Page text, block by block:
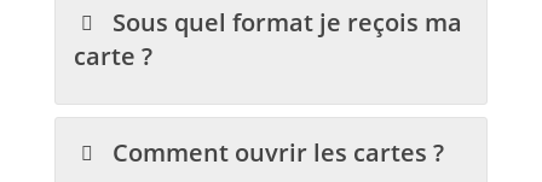
Sous quel format je reçois ma
carte ?
Comment ouvrir les cartes ?